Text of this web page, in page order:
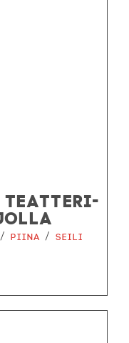
TEATTERI-
/ Piina / Seili